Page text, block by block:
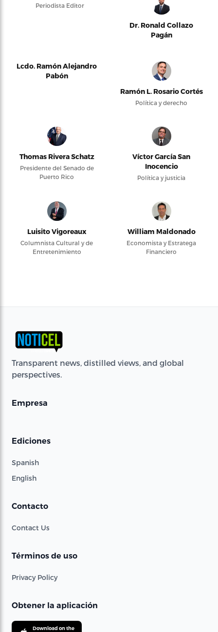
Periodista Editor
Dr. Ronald Collazo
Pagán
Lcdo. Ramón Alejandro
Pabón
Ramón L. Rosario Cortés
Política y derecho
Thomas Rivera Schatz
Presidente del Senado de
Puerto Rico
Víctor García San
Inocencio
Política y justicia
Luisito Vigoreaux
Columnista Cultural y de
Entretenimiento
William Maldonado
Economista y Estratega
Financiero
Transparent news, distilled views, and global
perspectives.
Empresa
Ediciones
Spanish
English
Contacto
Contact Us
Términos de uso
Privacy Policy
Obtener la aplicación
Download on the